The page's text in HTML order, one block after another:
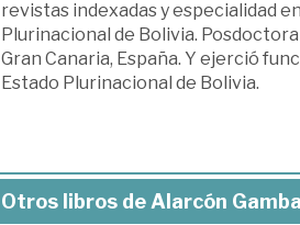
revistas indexadas y especialidad
Plurinacional de Bolivia.
Gran Canaria, España. Y ejerció
Estado Plurinacional de Bolivia.
Otros libros de Alarcón